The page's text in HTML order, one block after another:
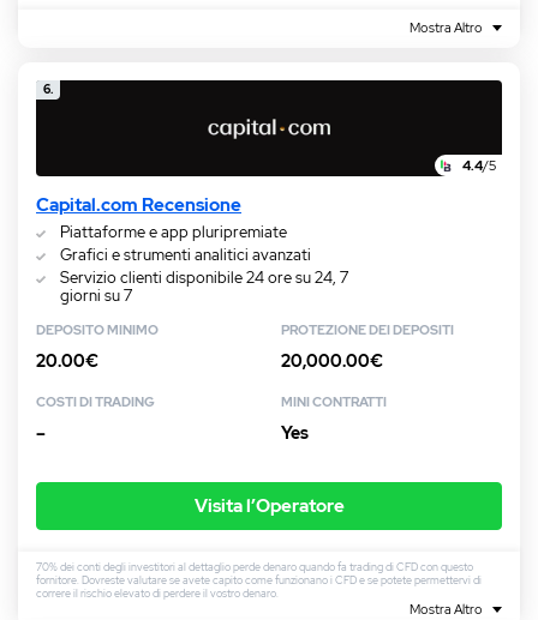
Mostra Altro
6.
4.4/5
Capital.com Recensione
Piattaforme e app pluripremiate
Grafici e strumenti analitici avanzati
Servizio clienti disponibile 24 ore su 24, 7
giorni su 7
DEPOSITO MINIMO
20.00€
PROTEZIONE DEI DEPOSITI
20,000.00€
COSTI DI TRADING
–
MINI CONTRATTI
Yes
Visita l’Operatore
70% dei conti degli investitori al dettaglio perde denaro quando fa trading di CFD con questo
fornitore. Dovreste valutare se avete capito come funzionano i CFD e se potete permettervi di
correre il rischio elevato di perdere il vostro denaro.
Mostra Altro